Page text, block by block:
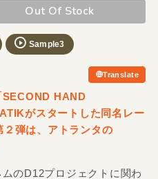
Out Of Stock
Sample3
Translate
SECOND HAND
がスタートした同名レー
弾は、アトランタの
のD12プロジェクトに関わ